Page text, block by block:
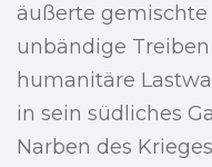
äußerte gemischte
unbändige
humanitäre
in sein südliches
Narben des